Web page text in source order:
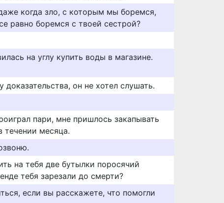
когда зло, с которым мы боремся,
равно боремся с твоей сестрой?
на углу купить воды в магазине.
он не хотел слушать.
пари, мне пришлось закапывать
течении месяца.
на тебя две бутылки поросячий
тебя зарезали до смерти?
если вы расскажете, что помогли